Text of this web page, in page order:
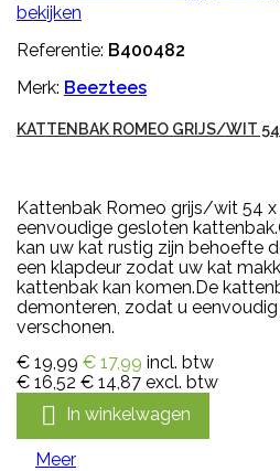
bekijken
Referentie: B400482
Merk: Beeztees
KATTENBAK ROMEO GRIJS/WIT 54
Kattenbak Romeo grijs/wit 54 x
eenvoudige gesloten
kan uw kat rustig zijn behoefte
een klapdeur zodat uw kat
kattenbak kan komen.De
demonteren, zodat u
verschonen.
€ 19,99 € 17,99 incl. btw
€ 16,52 € 14,87 excl. btw
 In winkelwagen
Meer